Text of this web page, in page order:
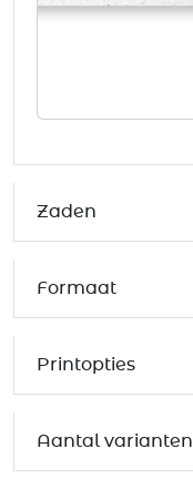
Zaden
Formaat
Printopties
Aantal varianten